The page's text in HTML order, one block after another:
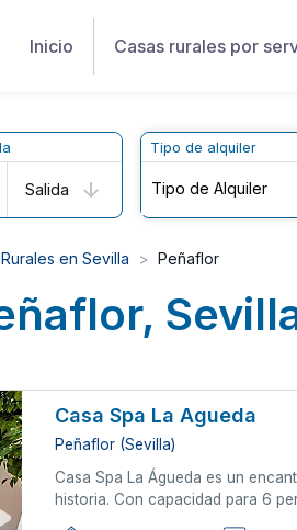
Inicio Casas rurales por
Salida
Tipo de alquiler
en Sevilla Peñaflor
Casa Spa La Agueda
Peñaflor (Sevilla)
Casa Spa La Águeda es un
historia. Con capacidad para 6